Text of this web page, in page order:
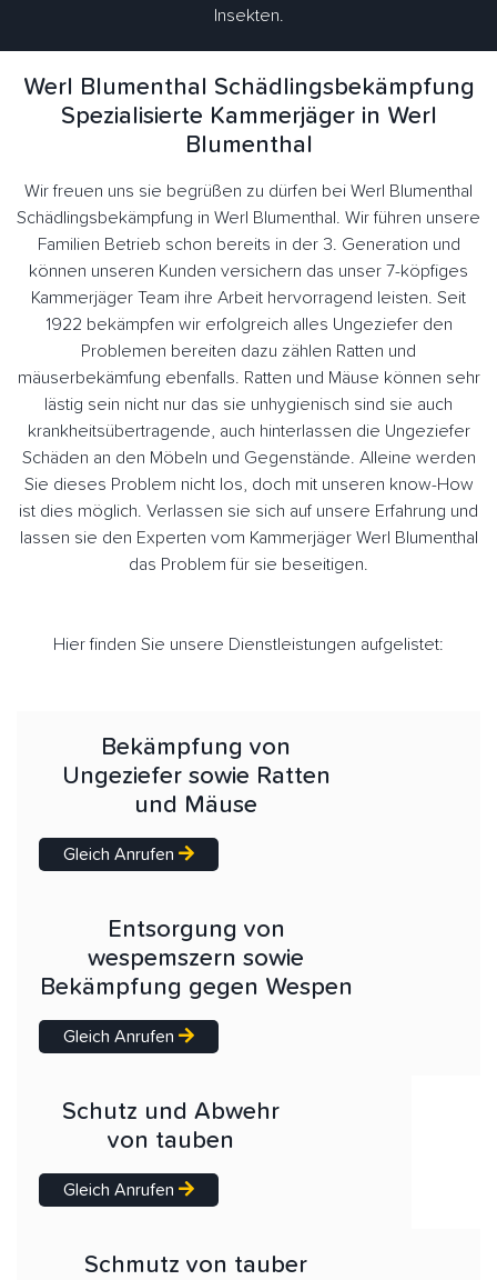
Insekten.
Werl Blumenthal Schädlingsbekämpfung
Spezialisierte Kammerjäger in Werl
Blumenthal
Wir freuen uns sie begrüßen zu dürfen bei Werl Blumenthal
Schädlingsbekämpfung in Werl Blumenthal. Wir führen unsere
Familien Betrieb schon bereits in der 3. Generation und
können unseren Kunden versichern das unser 7-köpfiges
Kammerjäger Team ihre Arbeit hervorragend leisten. Seit
1922 bekämpfen wir erfolgreich alles Ungeziefer den
Problemen bereiten dazu zählen Ratten und
mäuserbekämfung ebenfalls. Ratten und Mäuse können sehr
lästig sein nicht nur das sie unhygienisch sind sie auch
krankheitsübertragende, auch hinterlassen die Ungeziefer
Schäden an den Möbeln und Gegenstände. Alleine werden
Sie dieses Problem nicht los, doch mit unseren know-How
ist dies möglich. Verlassen sie sich auf unsere Erfahrung und
lassen sie den Experten vom Kammerjäger Werl Blumenthal
das Problem für sie beseitigen.
Hier finden Sie unsere Dienstleistungen aufgelistet:
Bekämpfung von
Ungeziefer sowie Ratten
und Mäuse
Gleich Anrufen
Entsorgung von
wespemszern sowie
Bekämpfung gegen Wespen
Gleich Anrufen
Schutz und Abwehr
von tauben
Gleich Anrufen
Schmutz von tauber